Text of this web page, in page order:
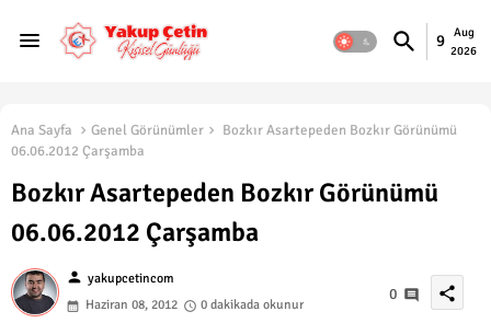
9
Aug
2026
Ana Sayfa Genel Görünümler
Bozkır Asartepeden Bozkır Görünümü
06.06.2012 Çarşamba
Bozkır Asartepeden Bozkır Görünümü
06.06.2012 Çarşamba
person yakupcetincom
Haziran 08, 2012
0 dakikada okunur
0 share